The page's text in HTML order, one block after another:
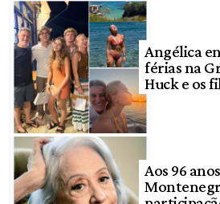
Angélica
férias na
Huck e os
Aos 96